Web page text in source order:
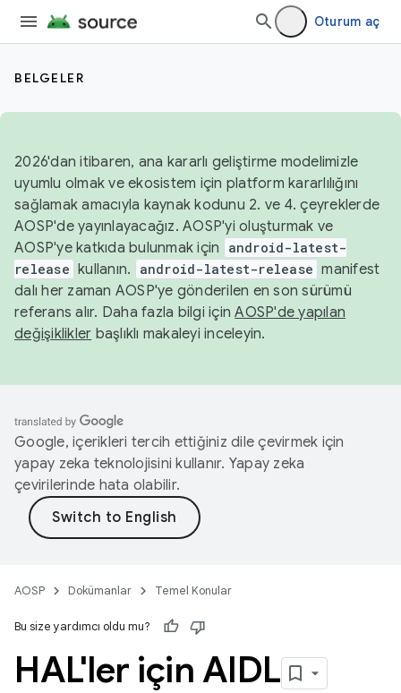
Oturum aç
BELGELER
2026'dan itibaren, ana kararlı geliştirme modelimizle
uyumlu olmak ve ekosistem için platform kararlılığını
sağlamak amacıyla kaynak kodunu 2. ve 4. çeyreklerde
AOSP'de yayınlayacağız. AOSP'yi oluşturmak ve
AOSP'ye katkıda bulunmak için
android-latest-
release kullanın. android-latest-release manifest
dalı her zaman AOSP'ye gönderilen en son sürümü
referans alır. Daha fazla bilgi içinAOSP'de yapılan
değişiklikler başlıklı makaleyi inceleyin.
Google, içerikleri tercih ettiğiniz dile çevirmek için
yapay zeka teknolojisini kullanır. Yapay zeka
çevirilerinde hata olabilir.
AOSP Dokümanlar Temel Konular
Bu size yardımcı oldu mu?
HAL'ler için AIDL